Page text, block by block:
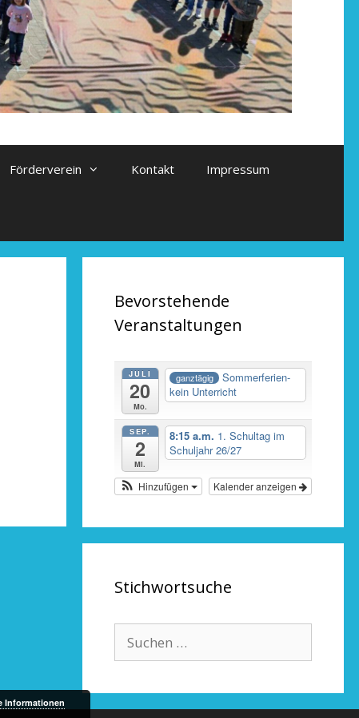
Förderverein Kontakt Impressum
Bevorstehende
Veranstaltungen
JULI
20
Mo.
ganztägig
Sommerferien-
kein Unterricht
SEP.
2
Mi.
8:15 a.m. 1. Schultag im
Schuljahr 26/27
Kalender anzeigen
Hinzufügen
Stichwortsuche
nach:
Informationen